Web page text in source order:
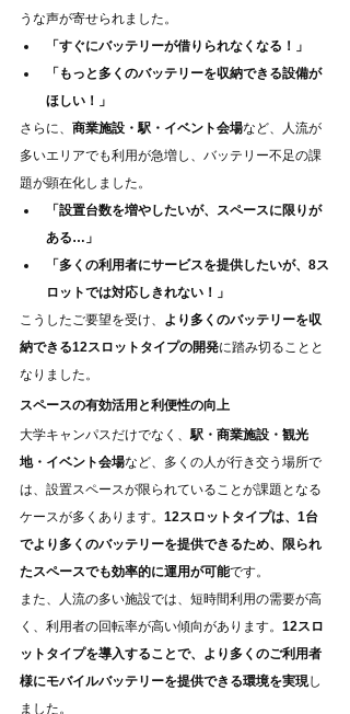
うな声が寄せられました。
「すぐにバッテリーが借りられなくなる！」
「もっと多くのバッテリーを収納できる設備が
ほしい！」
さらに、 商業施設・駅・イベント会場など、人流が
多いエリアでも利用が急増し、バッテリー不足の課
題が顕在化しました。
「設置台数を増やしたいが、スペースに限りが
ある…」
「多くの利用者にサービスを提供したいが、8ス
ロットでは対応しきれない！」
こうしたご要望を受け、 より多くのバッテリーを収
納できる12スロットタイプの開発に踏み切ることと
なりました。
スペースの有効活用と利便性の向上
大学キャンパスだけでなく、駅・商業施設・観光
地・イベント会場など、多くの人が行き交う場所で
は、設置スペースが限られていることが課題となる
ケースが多くあります。 12スロットタイプは、1台
でより多くのバッテリーを提供できるため、限られ
たスペースでも効率的に運用が可能です。
また、人流の多い施設では、短時間利用の需要が高
く、利用者の回転率が高い傾向があります。 12スロ
ットタイプを導入することで、より多くのご利用者
様にモバイルバッテリーを提供できる環境を実現し
ました。